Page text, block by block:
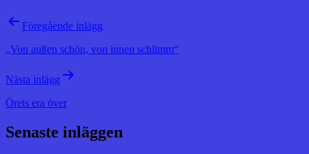
Föregående inlägg
„Von außen schön, von innen schlimm“
Nästa inlägg
Örets era över
Senaste inläggen